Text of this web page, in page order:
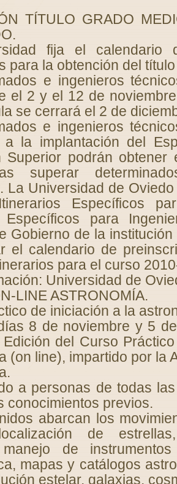
TÍTULO GRADO
fija el calendario
para la obtención del
e ingenieros
el 2 y el 12 de
se cerrará el 2 de
e ingenieros
a la implantación del
Superior podrán
superar
La Universidad de
Específicos
Específicos para
Gobierno de la
el calendario de
para el curso
Universidad de
LINE ASTRONOMÍA.
de iniciación a la
8 de noviembre y 5
del Curso
(on line), impartido por la
a personas de todas
conocimientos previos.
abarcan los
de
manejo de
mapas y catálogos
estelar, galaxias,